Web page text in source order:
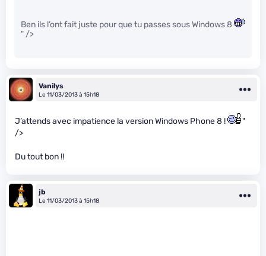
Ben ils l’ont fait juste pour que tu passes sous Windows 8
" />
Vanilys
Le 11/03/2013 à 15h18
J’attends avec impatience la version Windows Phone 8 !
"
/>
Du tout bon !!
jb
Le 11/03/2013 à 15h18